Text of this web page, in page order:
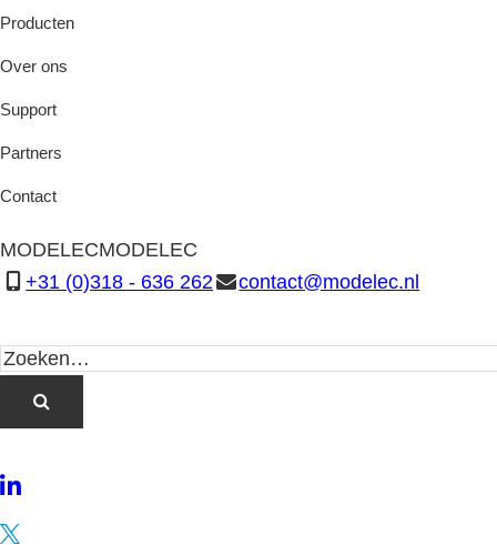
Producten
Over ons
Support
Partners
Contact
MODELECMODELEC
+31 (0)318 - 636 262
contact@modelec.nl
LinkedIn